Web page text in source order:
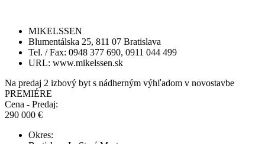
MIKELSSEN
Blumentálska 25, 811 07 Bratislava
Tel. / Fax: 0948 377 690, 0911 044 499
URL: www.mikelssen.sk
Na predaj 2 izbový byt s nádherným výhľadom v novostavbe
PREMIÉRE
Cena - Predaj:
290 000 €
Okres: